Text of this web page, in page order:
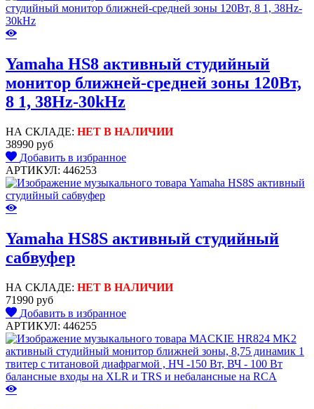
Yamaha HS8 активный студийный
монитор ближней-средней зоны 120Вт,
8 1, 38Hz-30kHz
НА СКЛАДЕ: НЕТ В НАЛИЧИИ
38990 руб
Добавить в избранное
АРТИКУЛ: 446253
Yamaha HS8S активный студийный
сабвуфер
НА СКЛАДЕ: НЕТ В НАЛИЧИИ
71990 руб
Добавить в избранное
АРТИКУЛ: 446255